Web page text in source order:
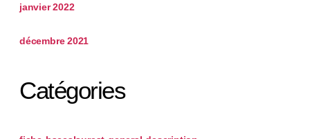
janvier 2022
décembre 2021
Catégories